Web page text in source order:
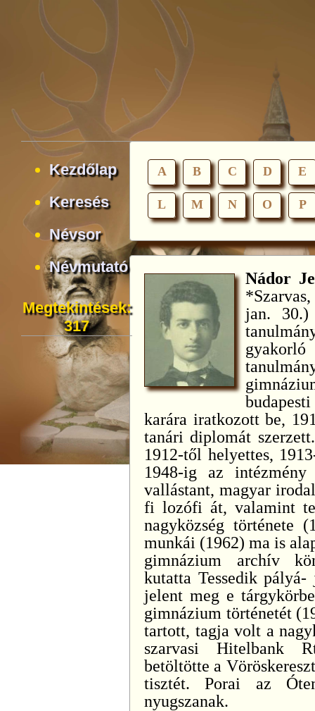
Kezdőlap
Keresés
Névsor
Névmutató
Megtekintések:
317
A B C D E
L M N O P
Nádor
jan. 30.)
karára iratkozott be,
tanári diplomát
1912-től helyettes,
1948-ig az
vallástant, magyar
fi lozófi át, valamint
nagyközség története
munkái (1962) ma is
gimnázium archív
kutatta Tessedik
jelent meg e
gimnázium történetét
tartott, tagja volt a
szarvasi Hitelbank
betöltötte a
tisztét. Porai az
nyugszanak.